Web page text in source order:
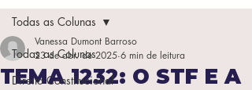
Todas as Colunas
Direito Constitucional
Todas as Colunas
TEMA 1232: O STF E A
Vanessa Dumont Barroso
23 de abr. de 2025 6 min de leitura